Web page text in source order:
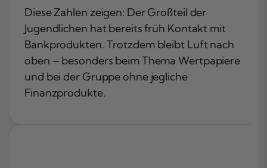
Diese Zahlen zeigen: Der Großteil der
Jugendlichen hat bereits früh Kontakt mit
Bankprodukten. Trotzdem bleibt Luft nach
oben – besonders beim Thema Wertpapiere
und bei der Gruppe ohne jegliche
Finanzprodukte.